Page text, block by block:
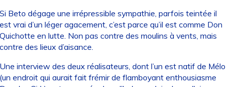
Beto dégage une irrépressible sympathie, parfois teintée il
vrai d’un léger agacement, c’est parce qu’il est comme Don
en lutte. Non pas contre des moulins à vents, mais
des lieux d’aisance.
interview des deux réalisateurs, dont l’un est natif de Mélo
endroit qui aurait fait frémir de flamboyant enthousiasme